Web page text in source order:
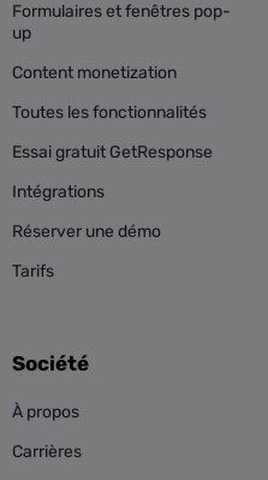
Formulaires et fenêtres pop-
up
Content monetization
Toutes les fonctionnalités
Essai gratuit GetResponse
Intégrations
Réserver une démo
Tarifs
Société
À propos
Carrières